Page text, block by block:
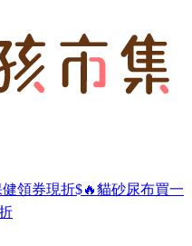
健領券現折$🔥貓砂尿布買一